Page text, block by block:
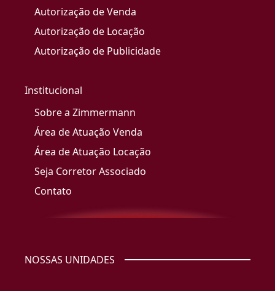
Autorização de Venda
Autorização de Locação
Autorização de Publicidade
Institucional
Sobre a Zimmermann
Área de Atuação Venda
Área de Atuação Locação
Seja Corretor Associado
Contato
NOSSAS UNIDADES